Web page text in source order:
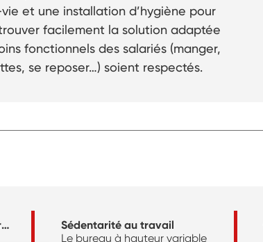
et une installation d’hygiène pour
facilement la solution adaptée
fonctionnels des salariés (manger,
se reposer…) soient respectés.
Compte professionnel de prévention
Sédentarité au travail
Le bureau à hauteur variable